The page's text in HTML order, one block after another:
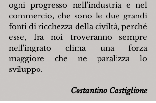
ogni progresso nell'industria e nel
commercio, che sono le due grandi
fonti di ricchezza della civiltà, perché
esse, fra noi troveranno sempre
nell'ingrato clima una forza
maggiore che ne paralizza lo
sviluppo.
Costantino Castiglione